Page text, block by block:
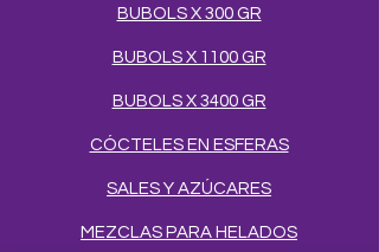
BUBOLS X 300 GR
BUBOLS X 1100 GR
BUBOLS X 3400 GR
CÓCTELES EN ESFERAS
SALES Y AZÚCARES
MEZCLAS PARA HELADOS